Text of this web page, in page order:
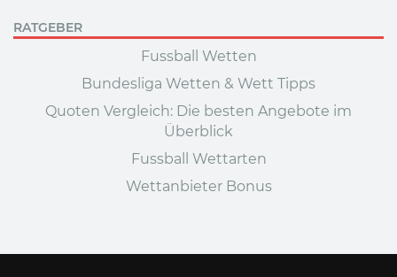
RATGEBER
Fussball Wetten
Bundesliga Wetten & Wett Tipps
Quoten Vergleich: Die besten Angebote im
Überblick
Fussball Wettarten
Wettanbieter Bonus